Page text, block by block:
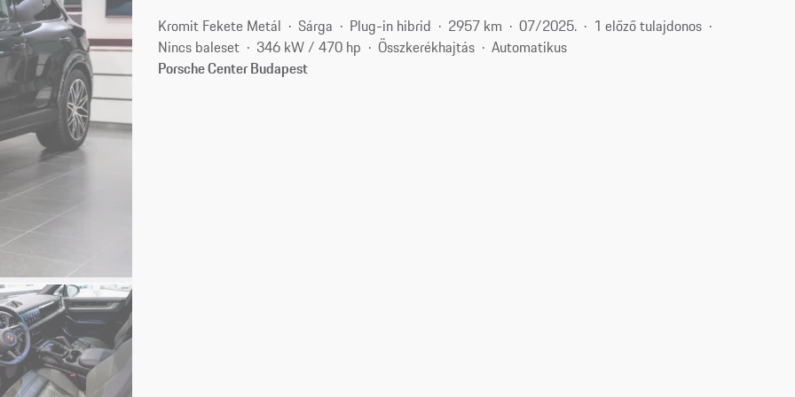
Kromit Fekete Metál Sárga Plug-in hibrid 2957 km 07/2025.
1 előző tulajdonos
Nincs baleset
346 kW / 470 hp Összkerékhajtás
Automatikus
Porsche Center Budapest